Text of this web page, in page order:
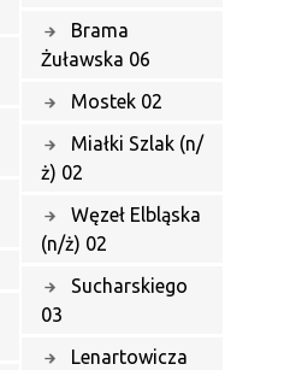
Brama
Żuławska 06
Mostek 02
Miałki Szlak (n/
ż) 02
Węzeł Elbląska
(n/ż) 02
Sucharskiego
03
Lenartowicza